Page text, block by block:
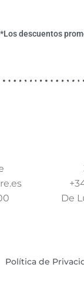
*Los descuentos
De
Política de